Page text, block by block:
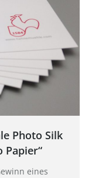
Photo Silk
Papier“
eines